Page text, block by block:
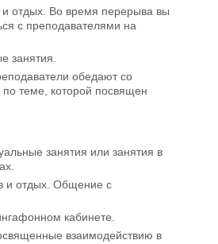
отдых. Во время перерыва вы
с преподавателями на
занятия.
обедают со
теме, которой посвящен
занятия или занятия в
и отдых. Общение с
кабинете.
взаимодействию в